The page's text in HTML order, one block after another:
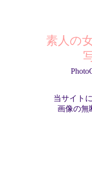
素人の
当サイト
画像の無